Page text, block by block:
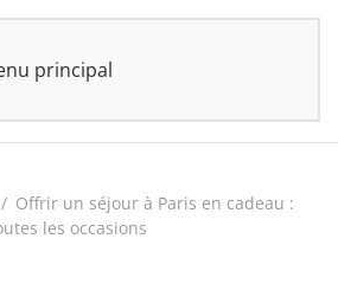
principal
Offrir un séjour à Paris en cadeau :
les occasions